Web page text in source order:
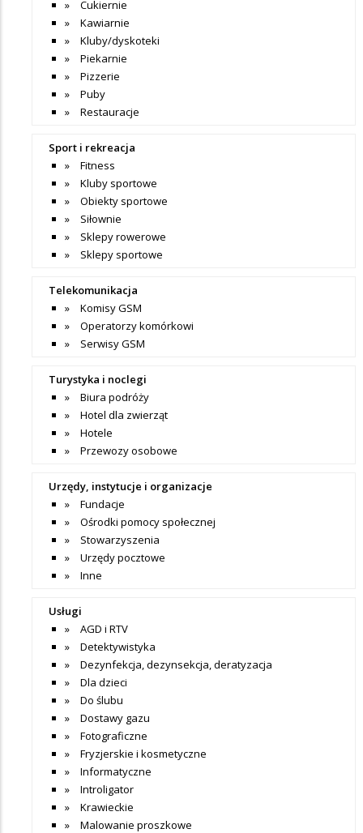
Cukiernie
Kawiarnie
Kluby/dyskoteki
Piekarnie
Pizzerie
Puby
Restauracje
Sport i rekreacja
Fitness
Kluby sportowe
Obiekty sportowe
Siłownie
Sklepy rowerowe
Sklepy sportowe
Telekomunikacja
Komisy GSM
Operatorzy komórkowi
Serwisy GSM
Turystyka i noclegi
Biura podróży
Hotel dla zwierząt
Hotele
Przewozy osobowe
Urzędy, instytucje i organizacje
Fundacje
Ośrodki pomocy społecznej
Stowarzyszenia
Urzędy pocztowe
Inne
Usługi
AGD i RTV
Detektywistyka
Dezynfekcja, dezynsekcja, deratyzacja
Dla dzieci
Do ślubu
Dostawy gazu
Fotograficzne
Fryzjerskie i kosmetyczne
Informatyczne
Introligator
Krawieckie
Malowanie proszkowe